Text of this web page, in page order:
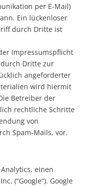
per E-Mail)
Ein lückenloser
durch Dritte ist
Impressumspflicht
Dritte zur
angeforderter
wird hiermit
Betreiber der
rechtliche Schritte
von
Spam-Mails, vor.
einen
(“Google“). Google